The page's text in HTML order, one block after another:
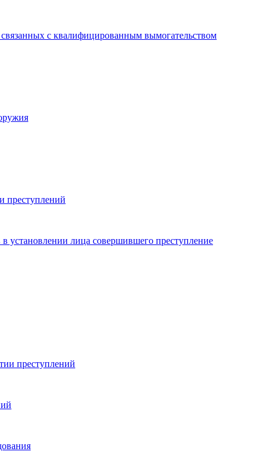
с квалифицированным вымогательством
преступлений
установлении лица совершившего преступление
преступлений